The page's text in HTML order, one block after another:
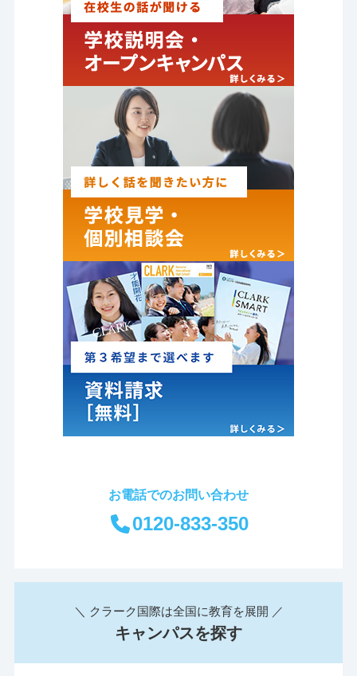
お電話でのお問い合わせ
0120-833-350
＼ クラーク国際は全国に教育を展開 ／
キャンパスを探す